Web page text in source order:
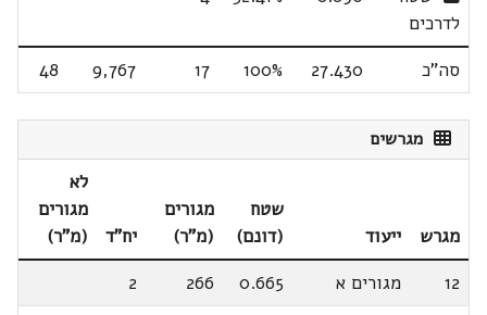
לדרכים
סה"כ 27.430
100%
17
9,767
48
מגרשים
מגרש ייעוד
שטח
(דונם)
מגורים
(מ"ר)
יח"ד
לא
מגורים
(מ"ר)
12
מגורים א 0.665
266
2